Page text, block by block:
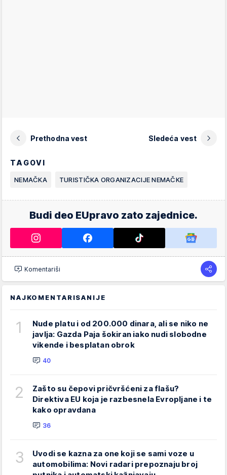
Prethodna vest Sledeća vest
TAGOVI
NEMAČKA TURISTIČKA ORGANIZACIJE NEMAČKE
Budi deo EUpravo zato zajednice.
Komentariši
NAJKOMENTARISANIJE
1
Nude platu i od 200.000 dinara, ali se niko ne
javlja: Gazda Paja šokiran iako nudi slobodne
vikende i besplatan obrok
40
2
Zašto su čepovi pričvršćeni za flašu?
Direktiva EU koja je razbesnela Evropljane i te
kako opravdana
36
3
Uvodi se kazna za one koji se sami voze u
automobilima: Novi radari prepoznaju broj